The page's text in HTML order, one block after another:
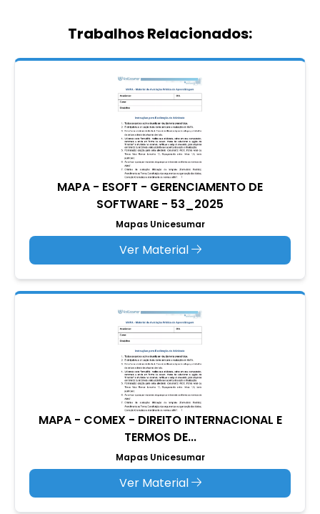
Trabalhos Relacionados:
MAPA - ESOFT - GERENCIAMENTO DE
SOFTWARE - 53_2025
Mapas Unicesumar
Ver Material
MAPA - COMEX - DIREITO INTERNACIONAL E
TERMOS DE...
Mapas Unicesumar
Ver Material